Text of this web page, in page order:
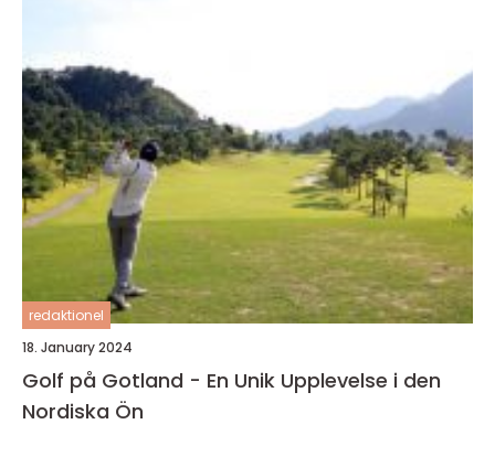
redaktionel
18. January 2024
Golf på Gotland - En Unik Upplevelse i den
Nordiska Ön